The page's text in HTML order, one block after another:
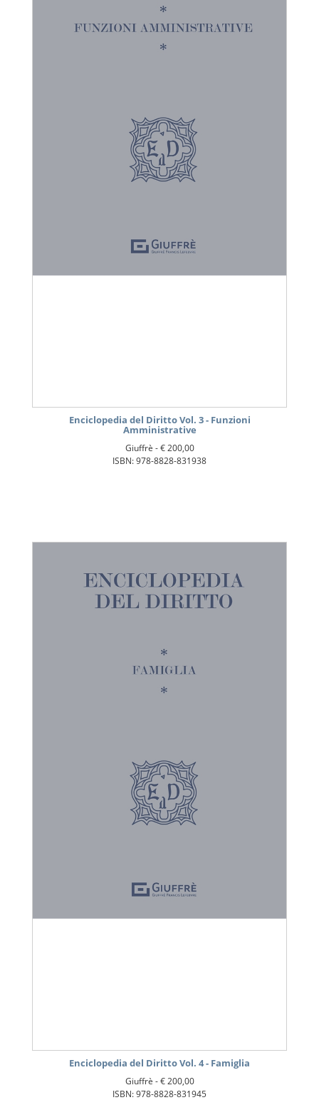
Enciclopedia del Diritto Vol. 3 - Funzioni
Amministrative
Giuffrè -€ 200,00
ISBN: 978-8828-831938
Enciclopedia del Diritto Vol. 4 - Famiglia
Giuffrè -€ 200,00
ISBN: 978-8828-831945